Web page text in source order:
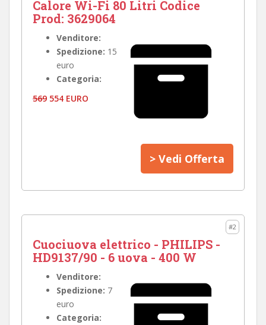
Calore Wi-Fi 80 Litri Codice
Prod: 3629064
Venditore:
Spedizione: 15
euro
Categoria:
569 554 EURO
> Vedi Offerta
#2
Cuociuova elettrico - PHILIPS -
HD9137/90 - 6 uova - 400 W
Venditore:
Spedizione: 7
euro
Categoria: